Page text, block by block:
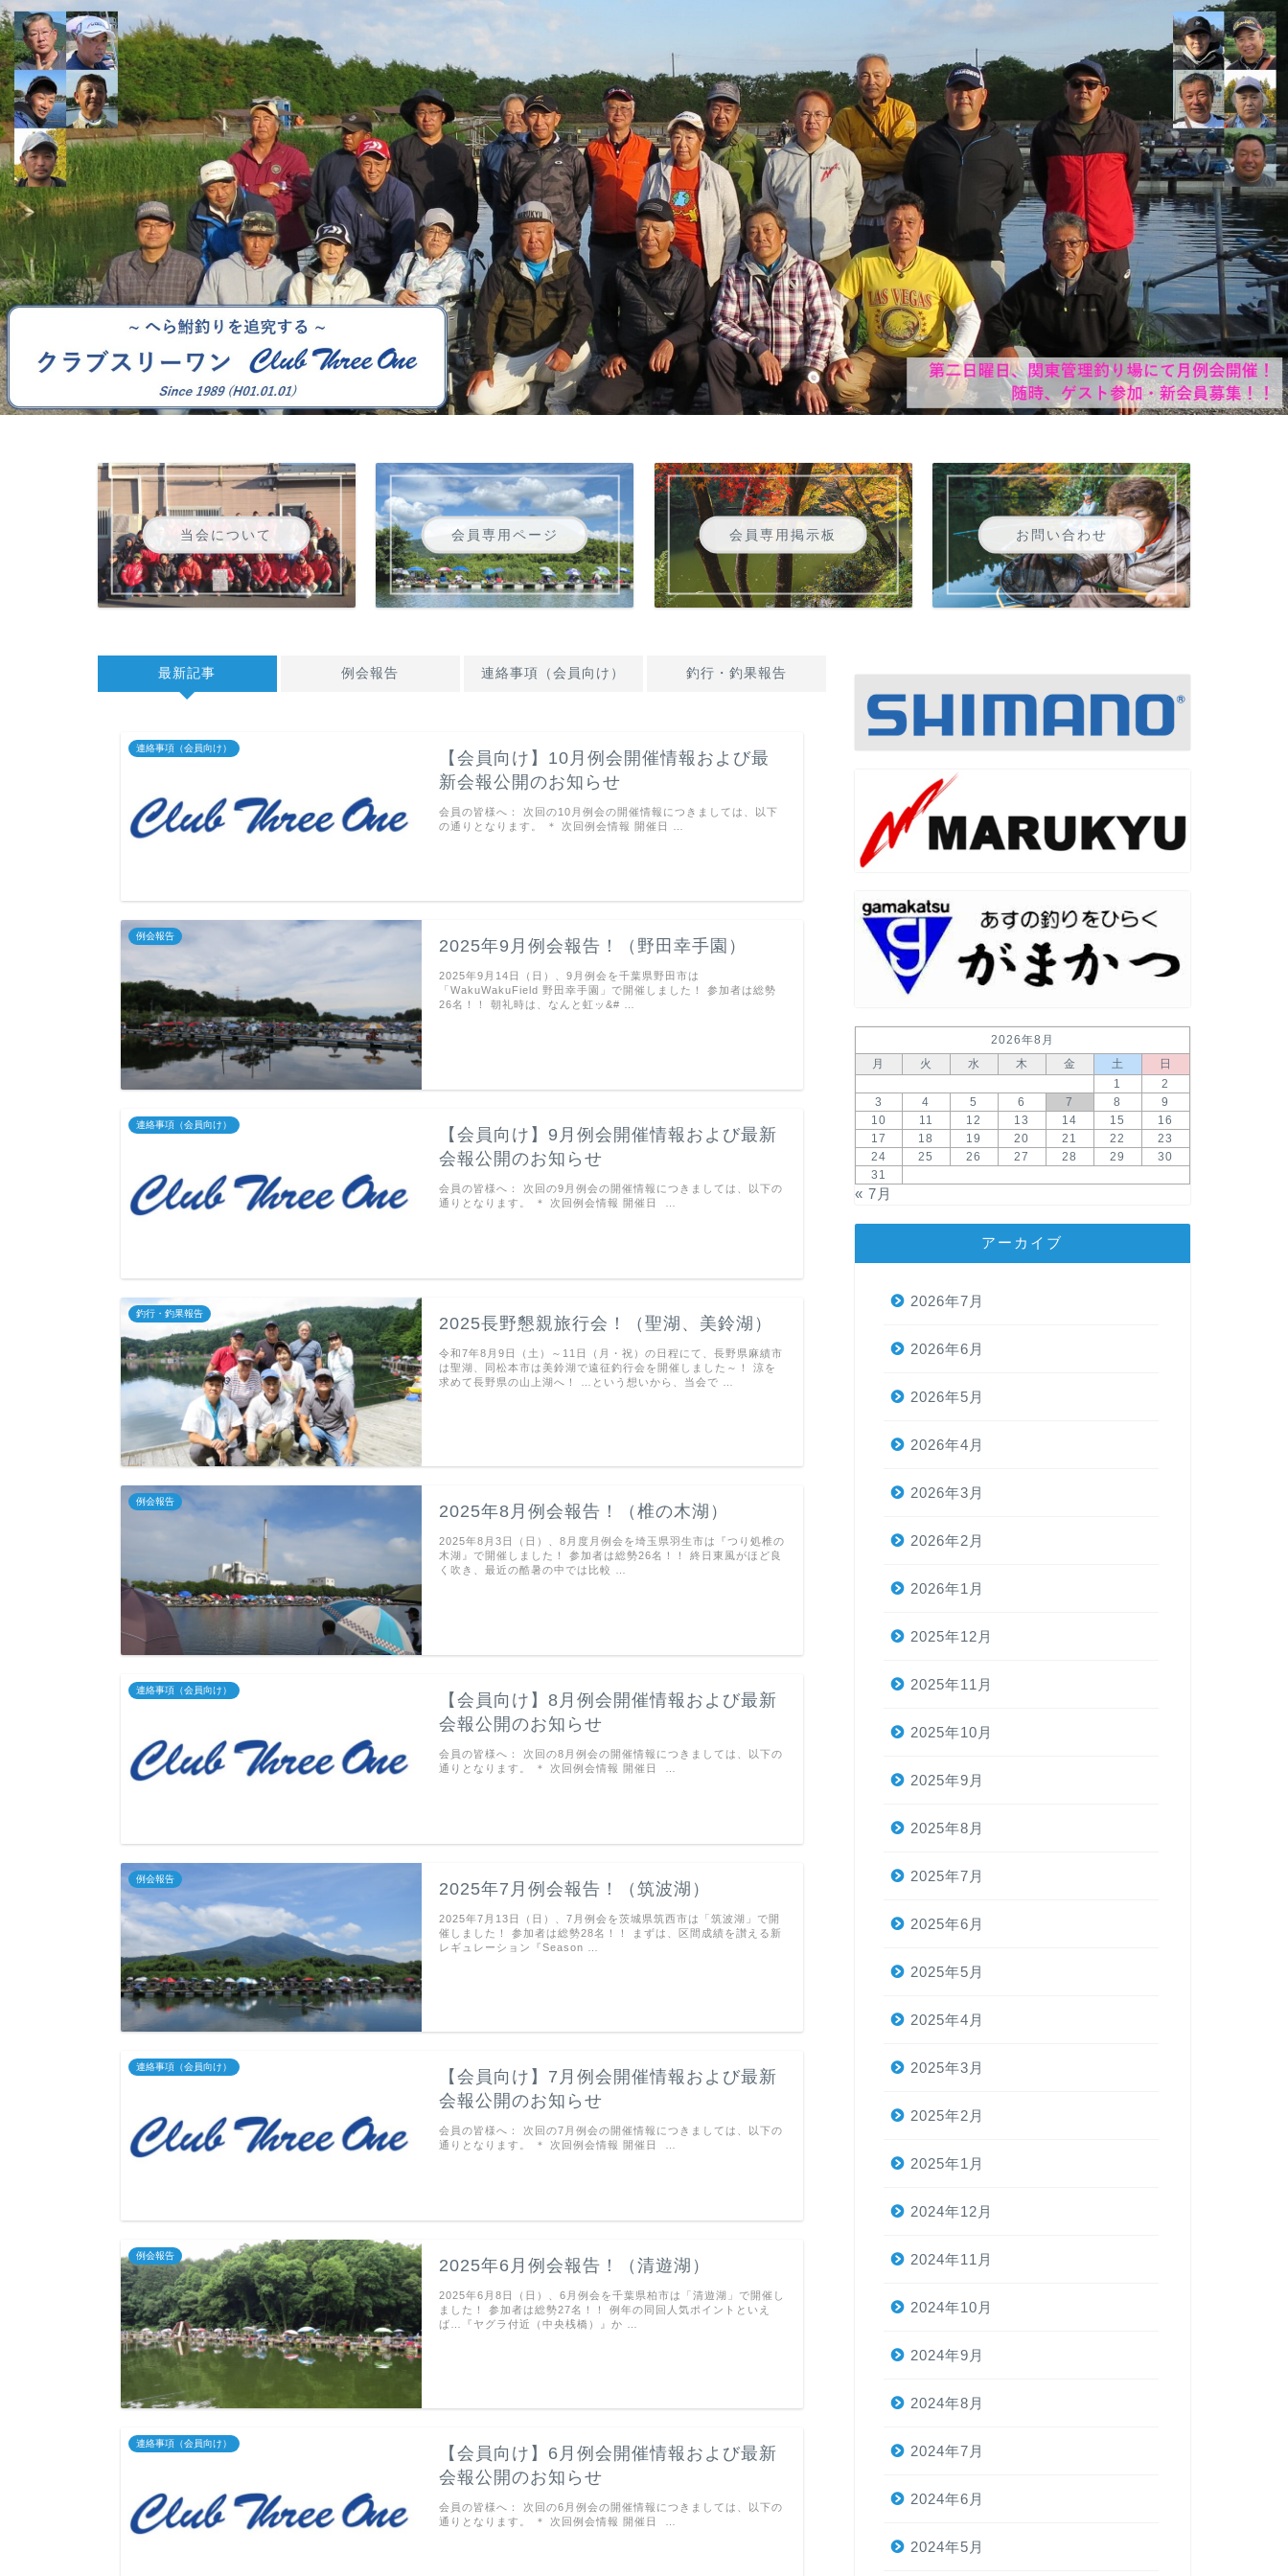
当会について 会員専用ページ 会員専用掲示板 お問い合わせ
最新記事 例会報告 連絡事項（会員向け） 釣行・釣果報告
連絡事項（会員向け）
【会員向け】10月例会開催情報および最
新会報公開のお知らせ
会員の皆様へ： 次回の10月例会の開催情報につきましては、以下
の通りとなります。 ＊ 次回例会情報 開催日 …
例会報告
2025年9月例会報告！（野田幸手園）
2025年9月14日（日）、9月例会を千葉県野田市は
「WakuWakuField 野田幸手園」で開催しました！ 参加者は総勢
26名！！ 朝礼時は、なんと虹ッ&# …
連絡事項（会員向け）
【会員向け】9月例会開催情報および最新
会報公開のお知らせ
会員の皆様へ： 次回の9月例会の開催情報につきましては、以下の
通りとなります。 ＊ 次回例会情報 開催日 …
釣行・釣果報告
2025長野懇親旅行会！（聖湖、美鈴湖）
令和7年8月9日（土）～11日（月・祝）の日程にて、長野県麻績市
は聖湖、同松本市は美鈴湖で遠征釣行会を開催しました～！ 涼を
求めて長野県の山上湖へ！ …という想いから、当会で …
例会報告
2025年8月例会報告！（椎の木湖）
2025年8月3日（日）、8月度月例会を埼玉県羽生市は『つり処椎の
木湖』で開催しました！ 参加者は総勢26名！！ 終日東風がほど良
く吹き、最近の酷暑の中では比較 …
連絡事項（会員向け）
【会員向け】8月例会開催情報および最新
会報公開のお知らせ
会員の皆様へ： 次回の8月例会の開催情報につきましては、以下の
通りとなります。 ＊ 次回例会情報 開催日 …
例会報告
2025年7月例会報告！（筑波湖）
2025年7月13日（日）、7月例会を茨城県筑西市は「筑波湖」で開
催しました！ 参加者は総勢28名！！ まずは、区間成績を讃える新
レギュレーション『Season …
連絡事項（会員向け）
【会員向け】7月例会開催情報および最新
会報公開のお知らせ
会員の皆様へ： 次回の7月例会の開催情報につきましては、以下の
通りとなります。 ＊ 次回例会情報 開催日 …
例会報告
2025年6月例会報告！（清遊湖）
2025年6月8日（日）、6月例会を千葉県柏市は「清遊湖」で開催し
ました！ 参加者は総勢27名！！ 例年の同回人気ポイントといえ
ば…『ヤグラ付近（中央桟橋）』か …
連絡事項（会員向け）
【会員向け】6月例会開催情報および最新
会報公開のお知らせ
会員の皆様へ： 次回の6月例会の開催情報につきましては、以下の
通りとなります。 ＊ 次回例会情報 開催日 …
例会報告
2026年7月12日（日）
例会報告
2026年6月例
2026年6月14日（日）
例会報告
例会報告
例会報告
例会報告
例会報告
2026年8月
月
火 水 木 金 土
日
1
2
3
4 5 6 7 8
9
10
11 12 13 14 15
16
17
18 19 20 21 22
23
24
25 26 27 28 29
30
31
« 7月
アーカイブ
2026年7月
2026年6月
2026年5月
2026年4月
2026年3月
2026年2月
2026年1月
2025年12月
2025年11月
2025年10月
2025年9月
2025年8月
2025年7月
2025年6月
2025年5月
2025年4月
2025年3月
2025年2月
2025年1月
2024年12月
2024年11月
2024年10月
2024年9月
2024年8月
2024年7月
2024年6月
2024年5月